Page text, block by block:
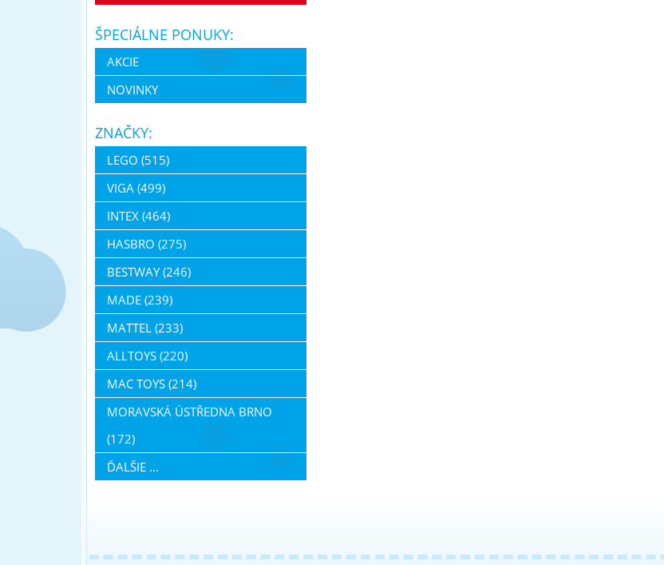
ŠPECIÁLNE PONUKY:
AKCIE
NOVINKY
ZNAČKY:
LEGO (515)
VIGA (499)
INTEX (464)
HASBRO (275)
BESTWAY (246)
MADE (239)
MATTEL (233)
ALLTOYS (220)
MAC TOYS (214)
MORAVSKÁ ÚSTŘEDNA BRNO
(172)
ĎALŠIE ...